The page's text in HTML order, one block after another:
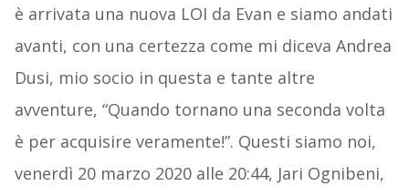
è arrivata una nuova LOI da Evan e siamo andati
avanti, con una certezza come mi diceva Andrea
Dusi, mio socio in questa e tante altre
avventure, “Quando tornano una seconda volta
è per acquisire veramente!”. Questi siamo noi,
venerdì 20 marzo 2020 alle 20:44, Jari Ognibeni,